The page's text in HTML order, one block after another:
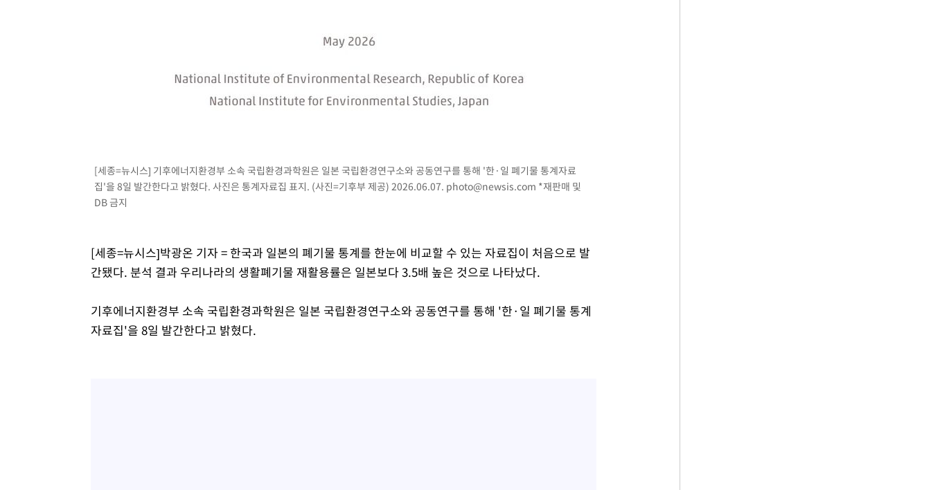
[세종=뉴시스] 기후에너지환경부 소속 국립환경과학원은 일본 국립환경연구소와 공동연구를 통해 '한·일 폐기물 통계자료
집'을 8일 발간한다고 밝혔다. 사진은 통계자료집 표지. (사진=기후부 제공) 2026.06.07. photo@newsis.com *재판매 및
DB 금지
[세종=뉴시스]박광온 기자 = 한국과 일본의 폐기물 통계를 한눈에 비교할 수 있는 자료집이 처음으로 발
간됐다. 분석 결과 우리나라의 생활폐기물 재활용률은 일본보다 3.5배 높은 것으로 나타났다.
기후에너지환경부 소속 국립환경과학원은 일본 국립환경연구소와 공동연구를 통해 '한·일 폐기물 통계
자료집'을 8일 발간한다고 밝혔다.